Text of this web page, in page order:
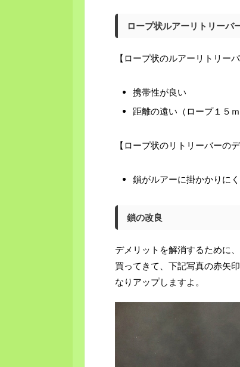
ロープ状ルアーリトリーバ
【ロープ状のルアーリトリー
携帯性が良い
距離の遠い（ロープ１５
【ロープ状のリトリーバーの
鎖がルアーに掛かかりに
鎖の改良
デメリットを解消するために
買ってきて、下記写真の赤矢
なりアップしますよ。